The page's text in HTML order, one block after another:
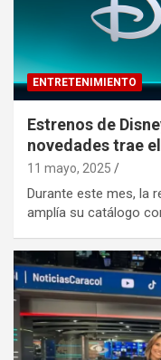
ENTRETENIMIENTO
Estrenos de
novedades trae
11 mayo, 2025
Durante este mes, la
amplía su catálogo